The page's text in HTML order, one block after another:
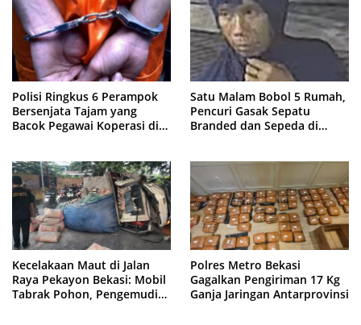
Polisi Ringkus 6 Perampok
Bersenjata Tajam yang
Bacok Pegawai Koperasi di
Satu Malam Bobol 5 Rumah,
Pencuri Gasak Sepatu
Branded dan Sepeda di
Kecelakaan Maut di Jalan
Raya Pekayon Bekasi: Mobil
Tabrak Pohon, Pengemudi
Polres Metro Bekasi
Gagalkan Pengiriman 17 Kg
Ganja Jaringan Antarprovinsi